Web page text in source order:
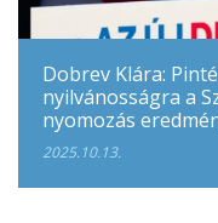
Dobrev Klára:
nyilvánosságra a
nyomozás
2025.10.13.